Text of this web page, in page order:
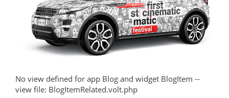
No view defined for app Blog and widget BlogItem --
view file: BlogItemRelated.volt.php
Vehicle
with
and